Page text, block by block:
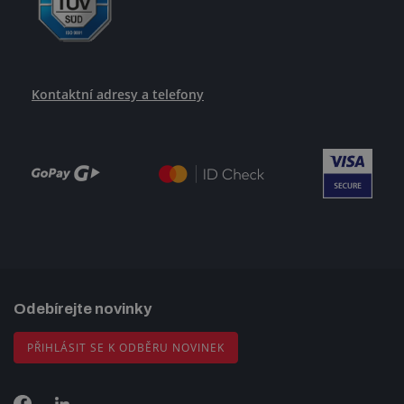
Kontaktní adresy a telefony
Odebírejte novinky
PŘIHLÁSIT SE K ODBĚRU NOVINEK